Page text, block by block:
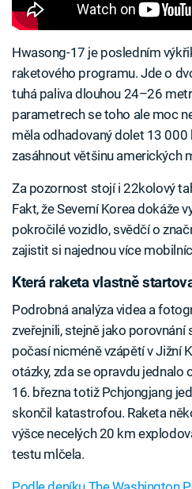
Hwasong-17 je posledním
raketového programu. Jde o
tuhá paliva dlouhou 24–26
parametrech se toho ale moc
měla odhadovaný dolet 13
zasáhnout většinu amerických
Za pozornost stojí i 22kolový
Fakt, že Severní Korea dokáže
pokročilé vozidlo, svědčí o
zajistit si najednou více
Která raketa vlastně
Podrobná analýza videa a
zveřejnili, stejně jako porovnání
počasí nicméně vzápětí v Jižní
otázky, zda se opravdu jednalo
16. března totiž Pchjongjang
skončil katastrofou. Raketa
výšce necelých 20 km
testu mlčela.